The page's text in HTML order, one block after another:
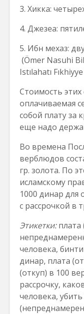
3. Хикка:
4. Джезеа:
5. Ибн мехаз:
(Ömer Nasuhi
Istılahatı
Стоимость
оплачиваемая
собой плату за
еще надо
Во времена
верблюдов
гр. золота. По
исламскому
1000 динар для
с рассрочкой в
Этикетки:плата
человека,
динар, плата
(откуп) в 100
рассрочку,
человека,